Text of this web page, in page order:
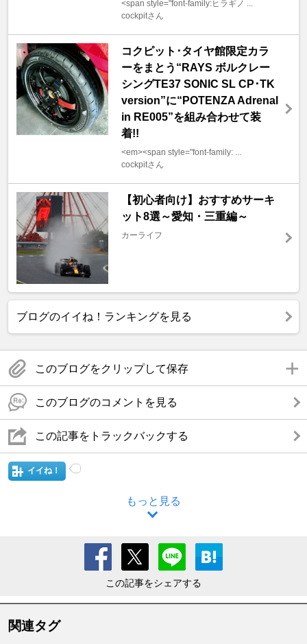
<span style="font-family:ヒラギノ ...
cockpitさん
コクピット･タイヤ館限定カラ
ーをまとう“RAYS ボルクレー
シングTE37 SONIC SL CP･TK
version”に“POTENZA Adrenal
in RE005”を組み合わせて装
着!!
<em><span style="font-family: ...
cockpitさん
【初心者向け】おすすめサーキ
ット8選～愛知・三重編～
カーライフ
ブログのイイね！ランキングを見る
このブログをクリップして保存
このブログのコメントを見る
この記事をトラックバックする
イイね！
もっと見る
この記事をシェアする
関連タグ